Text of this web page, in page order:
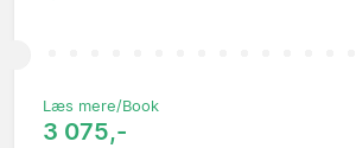
Læs mere/Book
3 075,-